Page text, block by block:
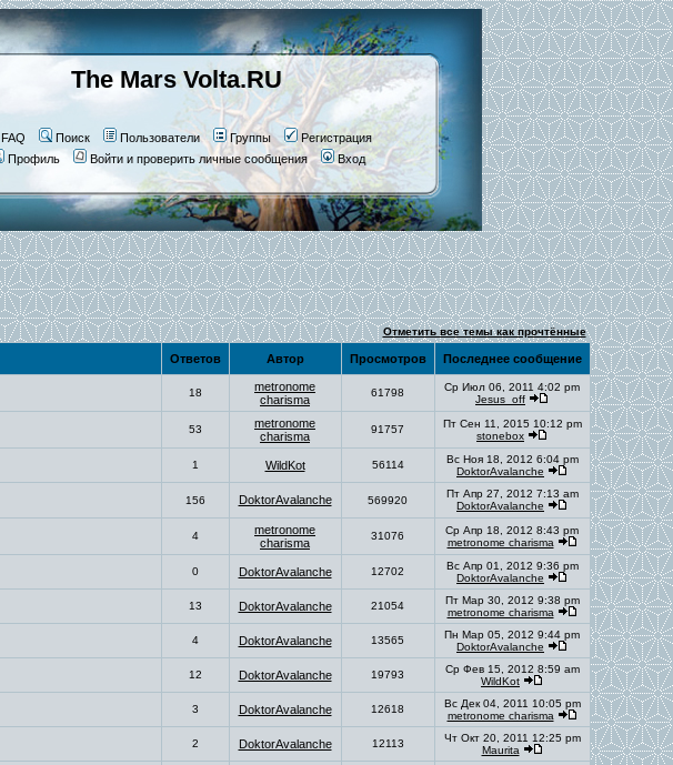
The Mars Volta.RU
FAQ Поиск Пользователи Группы
Регистрация
Профиль
Войти и проверить личные сообщения Вход
Отметить все темы как прочтённые
Ответов Автор Просмотров Последнее сообщение
18
metronome
charisma
61798
Ср Июл 06, 2011 4:02 pm
Jesus_off
53
metronome
charisma
91757
Пт Сен 11, 2015 10:12 pm
stonebox
1 WildKot 56114
Вс Ноя 18, 2012 6:04 pm
DoktorAvalanche
156 DoktorAvalanche 569920
Пт Апр 27, 2012 7:13 am
DoktorAvalanche
4
metronome
charisma
31076
Ср Апр 18, 2012 8:43 pm
metronome charisma
0 DoktorAvalanche 12702
Вс Апр 01, 2012 9:36 pm
DoktorAvalanche
13 DoktorAvalanche 21054
Пт Мар 30, 2012 9:38 pm
metronome charisma
4 DoktorAvalanche 13565
Пн Мар 05, 2012 9:44 pm
DoktorAvalanche
12 DoktorAvalanche 19793
Ср Фев 15, 2012 8:59 am
WildKot
3 DoktorAvalanche 12618
Вс Дек 04, 2011 10:05 pm
metronome charisma
2 DoktorAvalanche 12113
Чт Окт 20, 2011 12:25 pm
Maurita